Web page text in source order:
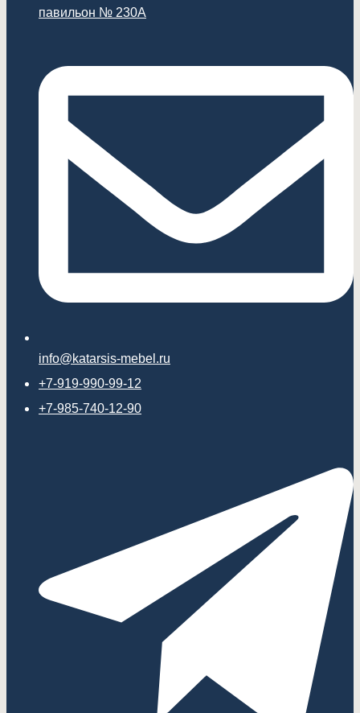
павильон № 230А
info@katarsis-mebel.ru
+7-919-990-99-12
+7-985-740-12-90